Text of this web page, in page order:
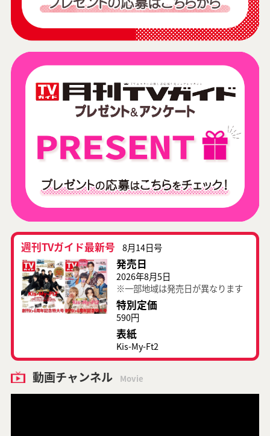
週刊TVガイド最新号 8月14日号
発売日
2026年8月5日
※一部地域は発売日が異なります
特別定価
590円
表紙
Kis-My-Ft2
動画チャンネル Movie